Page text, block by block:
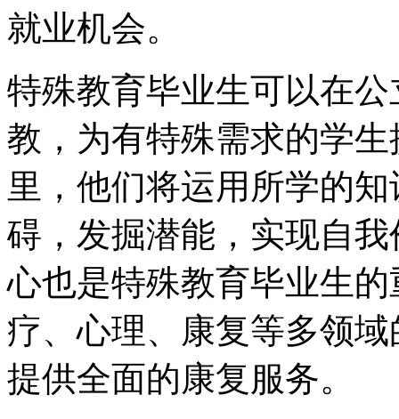
就业机会。
特殊教育毕业生可以在
教，为有特殊需求的学
里，他们将运用所学的
碍，发掘潜能，实现自
心也是特殊教育毕业生
疗、心理、康复等多领
提供全面的康复服务。